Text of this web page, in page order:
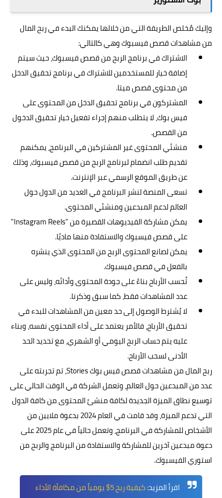
وإليك مُخلص الطريقة التي من خلالها يمكنك البدء في ربح المال
من مشاهدات قصص فيسبوك وهي كالتالي:
الاشتراك في برنامج الربح من قصص فيسبوك، حيث سيتم
إضافة خيار للمستخدمين للاشتراك في برنامج تحقيق الدخل
من محتوى قصص ميتا.
المشتركون في برنامج تحقيق الدخل من المحتوى على
فيس بوك، لا يتطلب منهم إجراء تفعيل خيار تحقيق الدخول
من القصص.
منشئي المحتوى غير المشتركين في البرنامج، يمكنهم
تقديم طلب انضمام لبرنامج الربح من قصص فيسبوك، وذلك
عن طريق الموقع الرسمي عبر الإنترنت.
تسعى المنصة لنشر البرنامج في العديد من الدول حول
العالم لدعم المبدعين ومنشئي المحتوى.
يمكن مشاركة الفيديوهات القصيرة من "Instagram Reels"
على قصص فيسبوك والاستفادة منها ماديًا.
يمكن لصانع المحتوى الربح من المحتوى الذي ينشره
بالفعل في قصص فيسبوك.
تُحسب الأرباح بناءً على جودة المحتوى وأدائه، وليس على
عدد المشاهدات فقط، كما سبق وذكرنا.
لا يُشترط الوصول إلى حد معين من المشاهدات للبدء في
تحقيق الأرباح، فالأمر يعتمد على أداء المحتوى نفسه، وبناء
عليه يتم حساب الربح اليومي أو الشهري، مع تحديد الحد
الأدنى لسحب الأرباح.
ربح المال من مشاهدات قصص فيس بوك Stories، تم تجربته على
عدد من المبدعين حول العالم، وتعمل الشركة في الوقت الحالي على
توسيع نطاق الميزة الجديدة لكافة منشئ المحتوى من كافة الدول
التي تدعم الميزة، وقد قامت في العام 2024 بدعوة ملايين من
الأشخاص للمشاركة في البرنامج، وتعمل حالياً في عام 2025 على
دعوة مبدعين آخرين للمشاركة والاستفادة من البرنامج والربح من
استوري الفيسبوك.
اقرأ المزيد:
كيفية ربح 5$ يومياً من مكافأة الأداء